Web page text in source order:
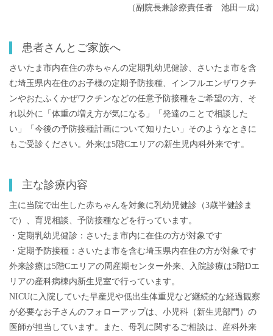
（副院長兼診療責任者 池田一成）
患者さんとご家族へ
さいたま市内在住の赤ちゃんの定期乳幼児健診、さいたま市を含
む埼玉県内在住のお子様の定期予防接種、インフルエンザワクチ
ンやおたふくかぜワクチンなどの任意予防接種をご希望の方、そ
れ以外に「体重の増え方が気になる」「発達のことで相談した
い」「今後の予防接種計画について知りたい」そのようなときに
もご受診ください。外来は5階Cエリアの新生児内科外来です。
主な診療内容
主に当院で出生した赤ちゃんを対象に乳幼児健診（3歳半健診ま
で）、育児相談、予防接種などを行っています。
・定期乳幼児健診：さいたま市内に在住の方が対象です
・定期予防接種：さいたま市を含む埼玉県内在住の方が対象です
外来診療は5階Cエリアの周産期センター外来、入院診療は5階Dエ
リアの産科病棟内新生児室で行っています。
NICUに入院していた早産児や低出生体重児など継続的な経過観察
が必要なお子さんのフォローアップは、小児科（新生児部門）の
医師が担当しています。また、母乳に関するご相談は、産科外来